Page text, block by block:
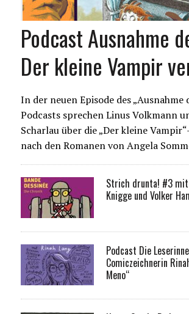
Podcast Ausnahme
Der kleine Vampir
In der neuen Episode des „Ausnahme
Podcasts sprechen Linus Volkmann
Scharlau über die „Der kleine
nach den Romanen von Angela
Strich drunta! #3 mit
Knigge und Volker
Podcast Die
Comiczeichnerin
Meno“